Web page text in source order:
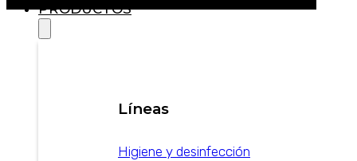
PRODUCTOS
Líneas
Higiene y desinfección